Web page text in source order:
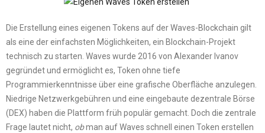
Die Erstellung eines eigenen Tokens auf der Waves-Blockchain gilt
als eine der einfachsten Möglichkeiten, ein Blockchain-Projekt
technisch zu starten. Waves wurde 2016 von Alexander Ivanov
gegründet und ermöglicht es, Token ohne tiefe
Programmierkenntnisse über eine grafische Oberfläche anzulegen.
Niedrige Netzwerkgebühren und eine eingebaute dezentrale Börse
(DEX) haben die Plattform früh populär gemacht. Doch die zentrale
Frage lautet nicht, obman auf Waves schnell einen Token erstellen